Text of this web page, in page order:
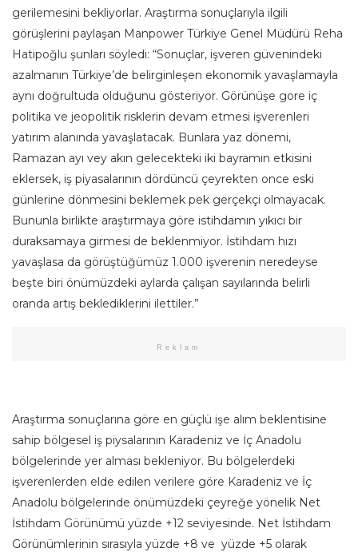
gerilemesini bekliyorlar. Araştırma sonuçlarıyla ilgili
görüşlerini paylaşan Manpower Türkiye Genel Müdürü Reha
Hatipoğlu şunları söyledi: “Sonuçlar, işveren güvenindeki
azalmanın Türkiye’de belirginleşen ekonomik yavaşlamayla
aynı doğrultuda olduğunu gösteriyor. Görünüşe gore iç
politika ve jeopolitik risklerin devam etmesi işverenleri
yatırım alanında yavaşlatacak. Bunlara yaz dönemi,
Ramazan ayı vey akın gelecekteki iki bayramın etkisini
eklersek, iş piyasalarının dördüncü çeyrekten once eski
günlerine dönmesini beklemek pek gerçekçi olmayacak.
Bununla birlikte araştırmaya göre istihdamın yıkıcı bir
duraksamaya girmesi de beklenmiyor. İstihdam hızı
yavaşlasa da görüştüğümüz 1.000 işverenin neredeyse
beşte biri önümüzdeki aylarda çalışan sayılarında belirli
oranda artış beklediklerini ilettiler.”
Reklam
Araştırma sonuçlarına göre en güçlü işe alım beklentisine
sahip bölgesel iş piysalarının Karadeniz ve İç Anadolu
bölgelerinde yer alması bekleniyor. Bu bölgelerdeki
işverenlerden elde edilen verilere göre Karadeniz ve İç
Anadolu bölgelerinde önümüzdeki çeyreğe yönelik Net
İstihdam Görünümü yüzde +12 seviyesinde. Net İstihdam
Görünümlerinin sırasıyla yüzde +8 ve yüzde +5 olarak